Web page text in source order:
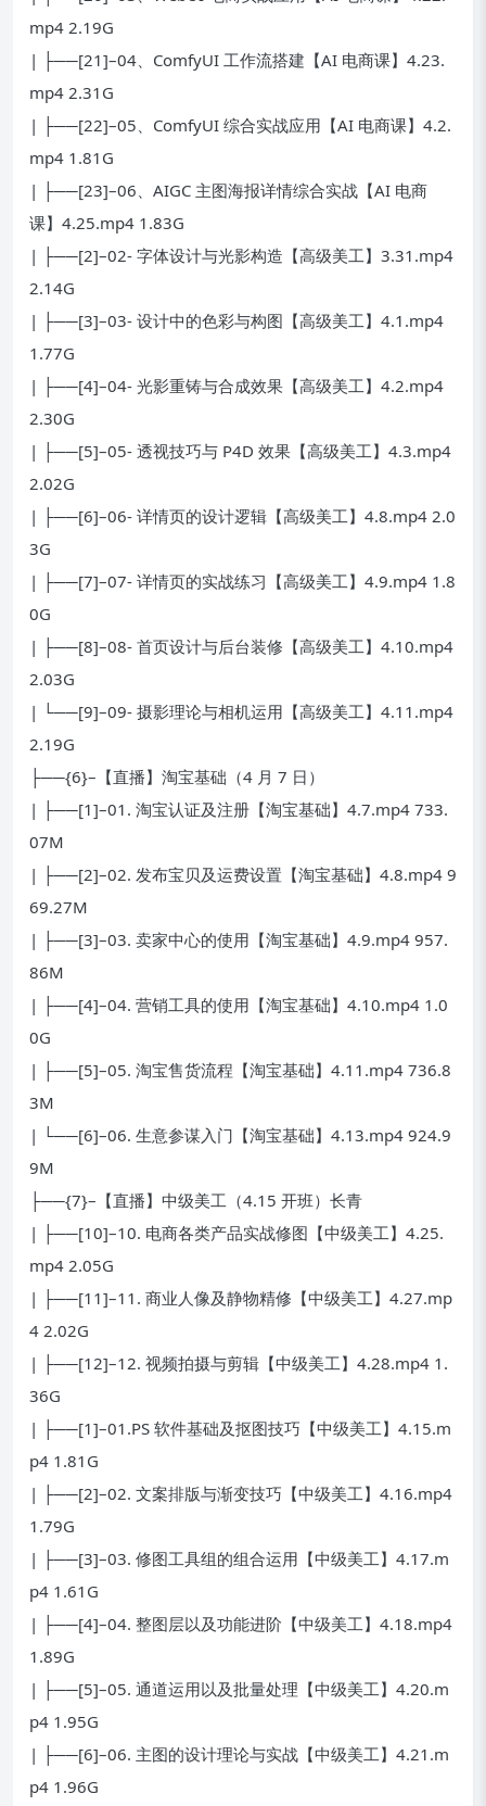
mp4 2.19G
| ├──[21]–04、ComfyUI 工作流搭建【AI 电商课】4.23.
mp4 2.31G
| ├──[22]–05、ComfyUI 综合实战应用【AI 电商课】4.2.
mp4 1.81G
| ├──[23]–06、AIGC 主图海报详情综合实战【AI 电商
课】4.25.mp4 1.83G
| ├──[2]–02- 字体设计与光影构造【高级美工】3.31.mp4
2.14G
| ├──[3]–03- 设计中的色彩与构图【高级美工】4.1.mp4
1.77G
| ├──[4]–04- 光影重铸与合成效果【高级美工】4.2.mp4
2.30G
| ├──[5]–05- 透视技巧与 P4D 效果【高级美工】4.3.mp4
2.02G
| ├──[6]–06- 详情页的设计逻辑【高级美工】4.8.mp4 2.0
3G
| ├──[7]–07- 详情页的实战练习【高级美工】4.9.mp4 1.8
0G
| ├──[8]–08- 首页设计与后台装修【高级美工】4.10.mp4
2.03G
| └──[9]–09- 摄影理论与相机运用【高级美工】4.11.mp4
2.19G
├──{6}–【直播】淘宝基础（4 月 7 日）
| ├──[1]–01. 淘宝认证及注册【淘宝基础】4.7.mp4 733.
07M
| ├──[2]–02. 发布宝贝及运费设置【淘宝基础】4.8.mp4 9
69.27M
| ├──[3]–03. 卖家中心的使用【淘宝基础】4.9.mp4 957.
86M
| ├──[4]–04. 营销工具的使用【淘宝基础】4.10.mp4 1.0
0G
| ├──[5]–05. 淘宝售货流程【淘宝基础】4.11.mp4 736.8
3M
| └──[6]–06. 生意参谋入门【淘宝基础】4.13.mp4 924.9
9M
├──{7}–【直播】中级美工（4.15 开班）长青
| ├──[10]–10. 电商各类产品实战修图【中级美工】4.25.
mp4 2.05G
| ├──[11]–11. 商业人像及静物精修【中级美工】4.27.mp
4 2.02G
| ├──[12]–12. 视频拍摄与剪辑【中级美工】4.28.mp4 1.
36G
| ├──[1]–01.PS 软件基础及抠图技巧【中级美工】4.15.m
p4 1.81G
| ├──[2]–02. 文案排版与渐变技巧【中级美工】4.16.mp4
1.79G
| ├──[3]–03. 修图工具组的组合运用【中级美工】4.17.m
p4 1.61G
| ├──[4]–04. 整图层以及功能进阶【中级美工】4.18.mp4
1.89G
| ├──[5]–05. 通道运用以及批量处理【中级美工】4.20.m
p4 1.95G
| ├──[6]–06. 主图的设计理论与实战【中级美工】4.21.m
p4 1.96G